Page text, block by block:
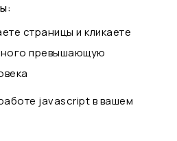
страницы и кликаете
превышающую
javascript в вашем